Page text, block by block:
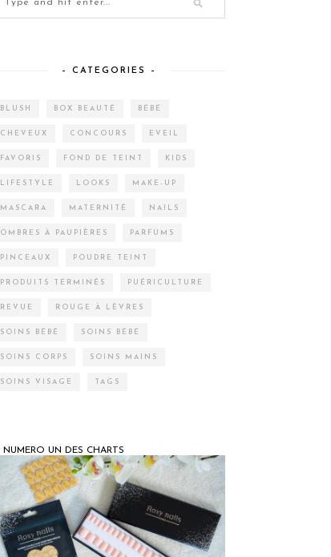
– CATEGORIES –
BLUSH BOX BEAUTÉ BÉBÉ
CHEVEUX CONCOURS EVEIL
FAVORIS FOND DE TEINT KIDS
LIFESTYLE LOOKS MAKE-UP
MASCARA MATERNITÉ NAILS
OMBRES À PAUPIÈRES PARFUMS
PINCEAUX POUDRE TEINT
PRODUITS TERMINÉS PUÉRICULTURE
REVUE ROUGE À LÈVRES
SOINS BÉBÉ SOINS BÉBÉ
SOINS CORPS SOINS MAINS
SOINS VISAGE TAGS
NUMERO UN DES CHARTS